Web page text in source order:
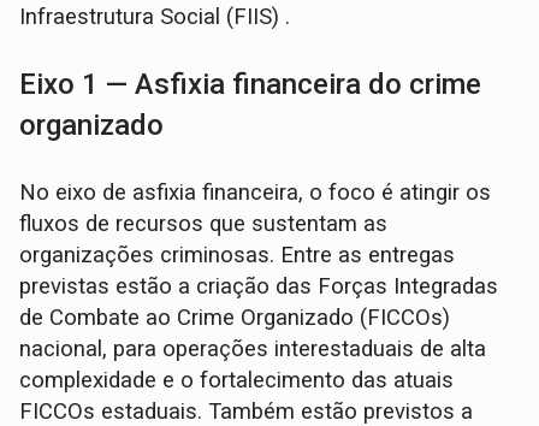
Infraestrutura Social (FIIS) .
Eixo 1 — Asfixia financeira do crime
organizado
No eixo de asfixia financeira, o foco é atingir os
fluxos de recursos que sustentam as
organizações criminosas. Entre as entregas
previstas estão a criação das Forças Integradas
de Combate ao Crime Organizado (FICCOs)
nacional, para operações interestaduais de alta
complexidade e o fortalecimento das atuais
FICCOs estaduais. Também estão previstos a